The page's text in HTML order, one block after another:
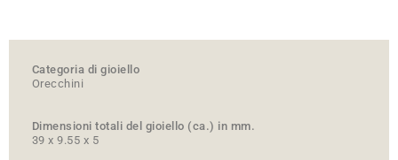
Categoria di gioiello
Orecchini
Dimensioni totali del gioiello (ca.) in mm.
39 x 9.55 x 5